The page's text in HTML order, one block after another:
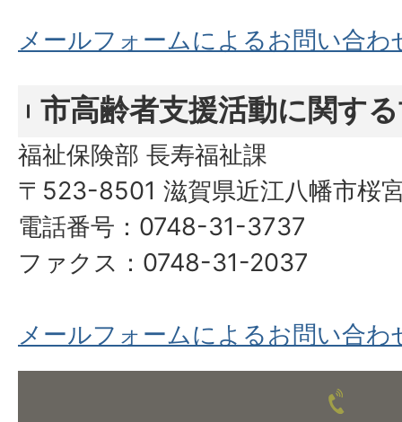
メールフォームによるお問い合わ
市高齢者支援活動に関す
福祉保険部 長寿福祉課
〒523-8501 滋賀県近江八幡市桜
電話番号：0748-31-3737
ファクス：0748-31-2037
メールフォームによるお問い合わ